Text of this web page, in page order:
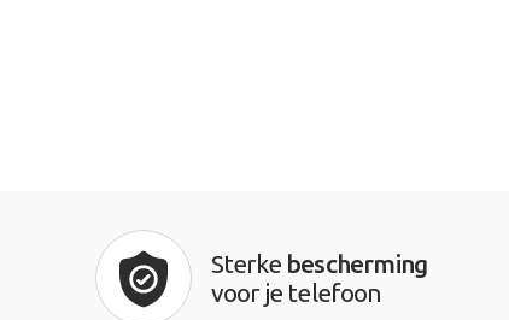
Sterke bescherming
voor je telefoon